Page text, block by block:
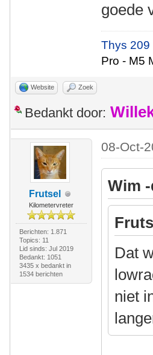
goede
Thys
Pro - M5
Website Zoek
Bedankt door:
Frutsel
Kilometervreter
Berichten: 1.871
Topics: 11
Lid sinds: Jul 2019
Bedankt: 1051
3435 x bedankt in
1534 berichten
08-Oct-
Wim
Dat
niet